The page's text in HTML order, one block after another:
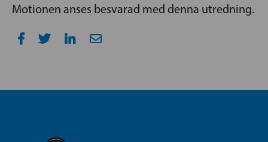
Motionen anses besvarad med denna utredning.